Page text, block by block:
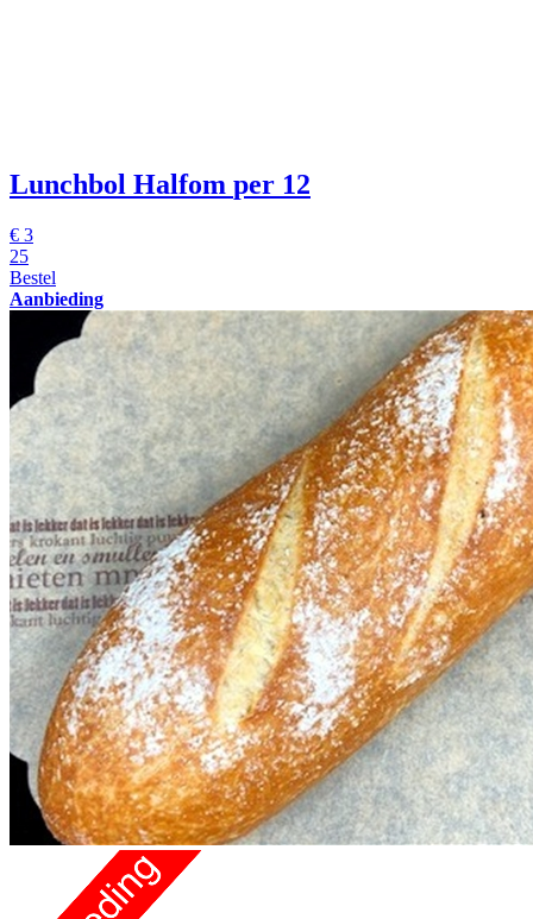
Lunchbol Halfom per 12
€ 3
25
Bestel
Aanbieding